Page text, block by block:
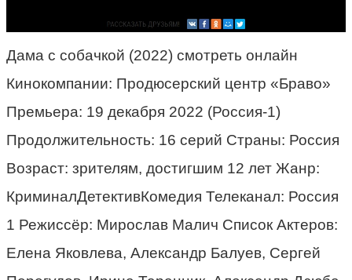
Дама с собачкой (2022) смотреть онлайн
Кинокомпании: Продюсерский центр «Браво»
Премьера: 19 декабря 2022 (Россия-1)
Продолжительность: 16 серий Страны: Россия
Возраст: зрителям, достигшим 12 лет Жанр:
КриминалДетективКомедия Телеканал: Россия
1 Режиссёр: Мирослав Малич Список Актеров:
Елена Яковлева, Александр Балуев, Сергей